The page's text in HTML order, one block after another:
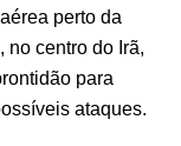
perto da
no centro do Irã,
para
ataques.